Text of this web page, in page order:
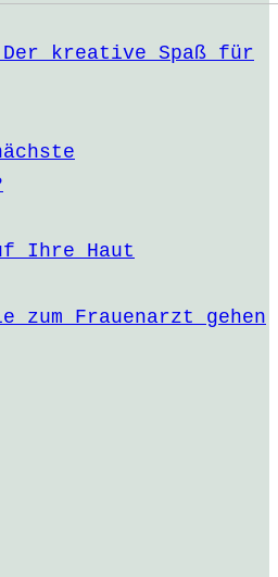
Der kreative Spaß für
Ihre Haut
Frauenarzt gehen